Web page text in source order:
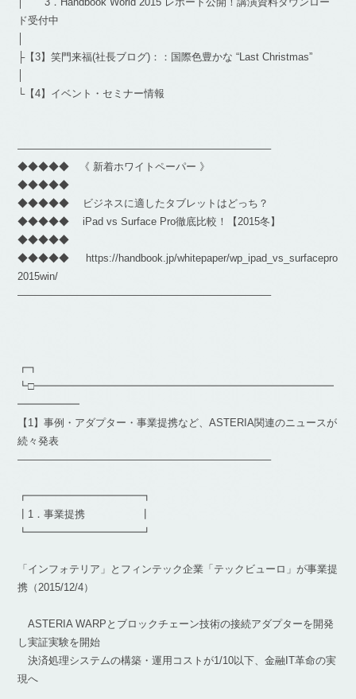
ド受付中
├【3】笑門来福(社長ブログ)：：国際色豊かな “Last Christmas”
└【4】イベント・セミナー情報
————————————————————————–
◆◆◆◆◆ 《 新着ホワイトペーパー 》
◆◆◆◆◆
◆◆◆◆◆ ビジネスに適したタブレットはどっち？
◆◆◆◆◆ iPad vs Surface Pro徹底比較！【2015冬】
◆◆◆◆◆
◆◆◆◆◆ https://handbook.jp/whitepaper/wp_ipad_vs_surfacepro
2015win/
————————————————————————–
┏┓
┗□━━━━━━━━━━━━━━━━━━━━━━━━━━━━━
━━━━━━
【1】事例・アダプター・事業提携など、ASTERIA関連のニュースが
続々発表
————————————————————————–
┏━━━━━━━━━━━┓
┃1．事業提携 ┃
┗━━━━━━━━━━━┛
「インフォテリア」とフィンテック企業「テックビューロ」が事業提
携（2015/12/4）
ASTERIA WARPとブロックチェーン技術の接続アダプターを開発
し実証実験を開始
決済処理システムの構築・運用コストが1/10以下、金融IT革命の実
現へ